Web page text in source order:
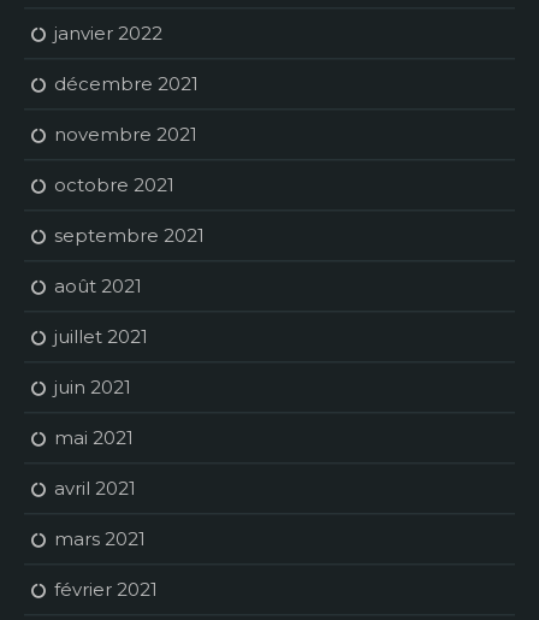
janvier 2022
décembre 2021
novembre 2021
octobre 2021
septembre 2021
août 2021
juillet 2021
juin 2021
mai 2021
avril 2021
mars 2021
février 2021